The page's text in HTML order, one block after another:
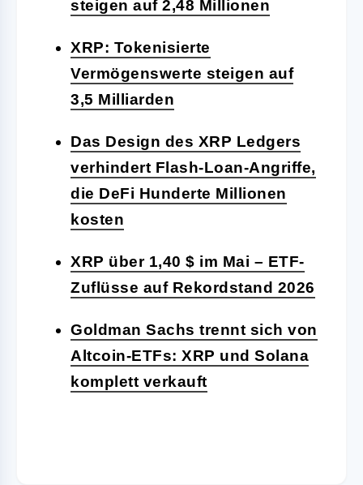
steigen auf 2,48 Millionen
XRP: Tokenisierte
Vermögenswerte steigen auf
3,5 Milliarden
Das Design des XRP Ledgers
verhindert Flash-Loan-Angriffe,
die DeFi Hunderte Millionen
kosten
XRP über 1,40 $ im Mai – ETF-
Zuflüsse auf Rekordstand 2026
Goldman Sachs trennt sich von
Altcoin-ETFs: XRP und Solana
komplett verkauft